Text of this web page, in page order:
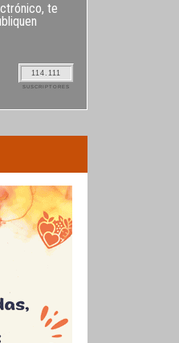
te
114.111
SUSCRIPTORES